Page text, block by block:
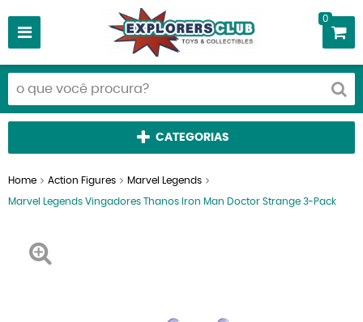
0
CATEGORIAS
Home Action Figures Marvel Legends
Marvel Legends Vingadores Thanos Iron Man Doctor Strange 3-Pack